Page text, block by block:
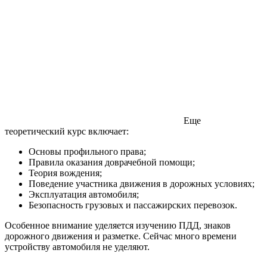
Еще
теоретический курс включает:
Основы профильного права;
Правила оказания доврачебной помощи;
Теория вождения;
Поведение участника движения в дорожных условиях;
Эксплуатация автомобиля;
Безопасность грузовых и пассажирских перевозок.
Особенное внимание уделяется изучению ПДД, знаков
дорожного движения и разметке. Сейчас много времени
устройству автомобиля не уделяют.